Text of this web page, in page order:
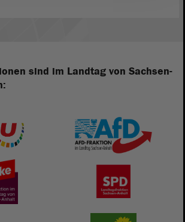
sind im Landtag von Sachsen-